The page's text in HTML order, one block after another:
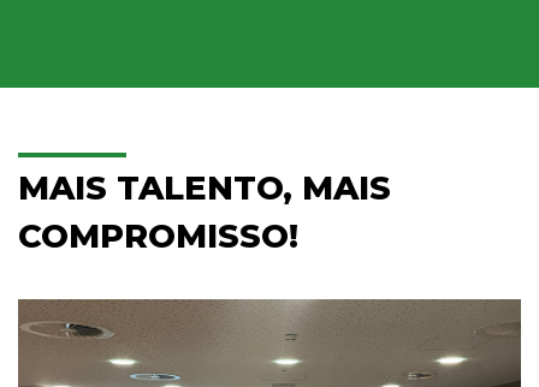
MAIS TALENTO, MAIS
COMPROMISSO!